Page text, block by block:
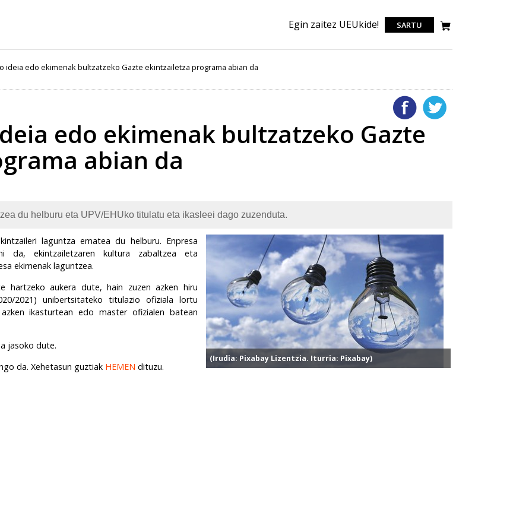
Egin zaitez UEUkide! SARTU
ideia edo ekimenak bultzatzeko Gazte ekintzailetza programa abian da
edo ekimenak bultzatzeko Gazte
abian da
du helburu eta UPV/EHUko titulatu eta ikasleei dago zuzenduta.
(Irudia: Pixabay Lizentzia. Iturria: Pixabay)
laguntza ematea du helburu. Enpresa
da, ekintzailetzaren kultura zabaltzea eta
ekimenak laguntzea.
hartzeko aukera dute, hain zuzen azken hiru
2021) unibertsitateko titulazio ofiziala lortu
ikasturtean edo master ofizialen batean
jasoko dute.
da. Xehetasun guztiak HEMEN dituzu.